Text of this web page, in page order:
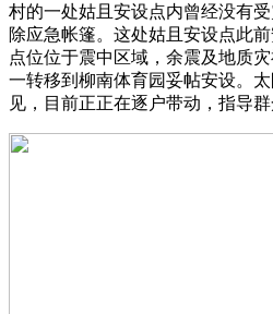
村的一处姑且安设点内曾经没有
除应急帐篷。这处姑且安设点此
点位位于震中区域，余震及地质
一转移到柳南体育园妥帖安设。
见，目前正正在逐户带动，指导群